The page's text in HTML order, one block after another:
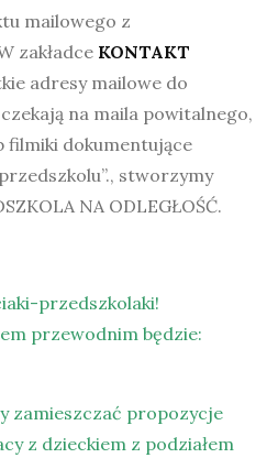
mailowego z
zakładce KONTAKT
adresy mailowe do
na maila powitalnego,
filmiki dokumentujące
stworzymy
NA ODLEGŁOŚĆ.
przedszkolaki!
przewodnim będzie:
zamieszczać propozycje
z dzieckiem z podziałem